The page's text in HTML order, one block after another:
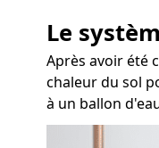
Le
Après avoir été
chaleur du sol
à un ballon